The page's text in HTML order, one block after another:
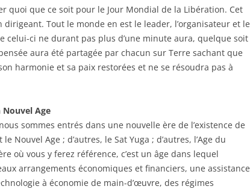
quoi que ce soit pour le Jour Mondial de la Libération. Cet
Tout le monde en est le leader, l’organisateur et le
celui-ci ne durant pas plus d’une minute aura, quelque soit
aura été partagée par chacun sur Terre sachant que
harmonie et sa paix restorées et ne se résoudra pas à
Age
sommes entrés dans une nouvelle ère de l’existence de
Nouvel Age ; d’autres, le Sat Yuga ; d’autres, l’Age du
où vous y ferez référence, c’est un âge dans lequel
arrangements économiques et financiers, une assistance
à économie de main-d’œuvre, des régimes